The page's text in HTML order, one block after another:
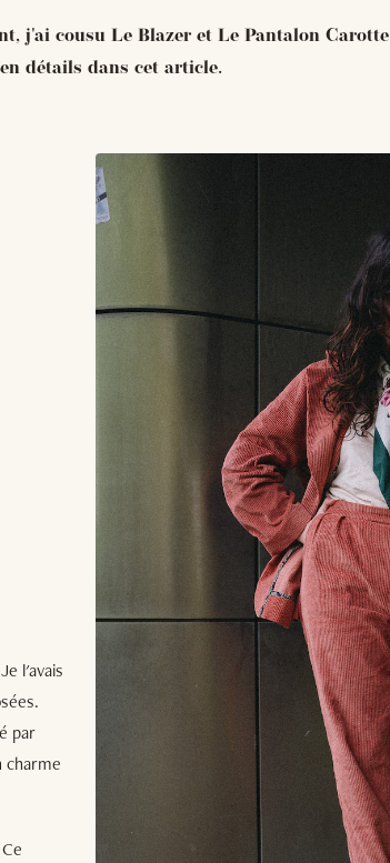
j'ai cousu Le Blazer et Le Pantalon Carotte
détails dans cet article.
l'avais
par